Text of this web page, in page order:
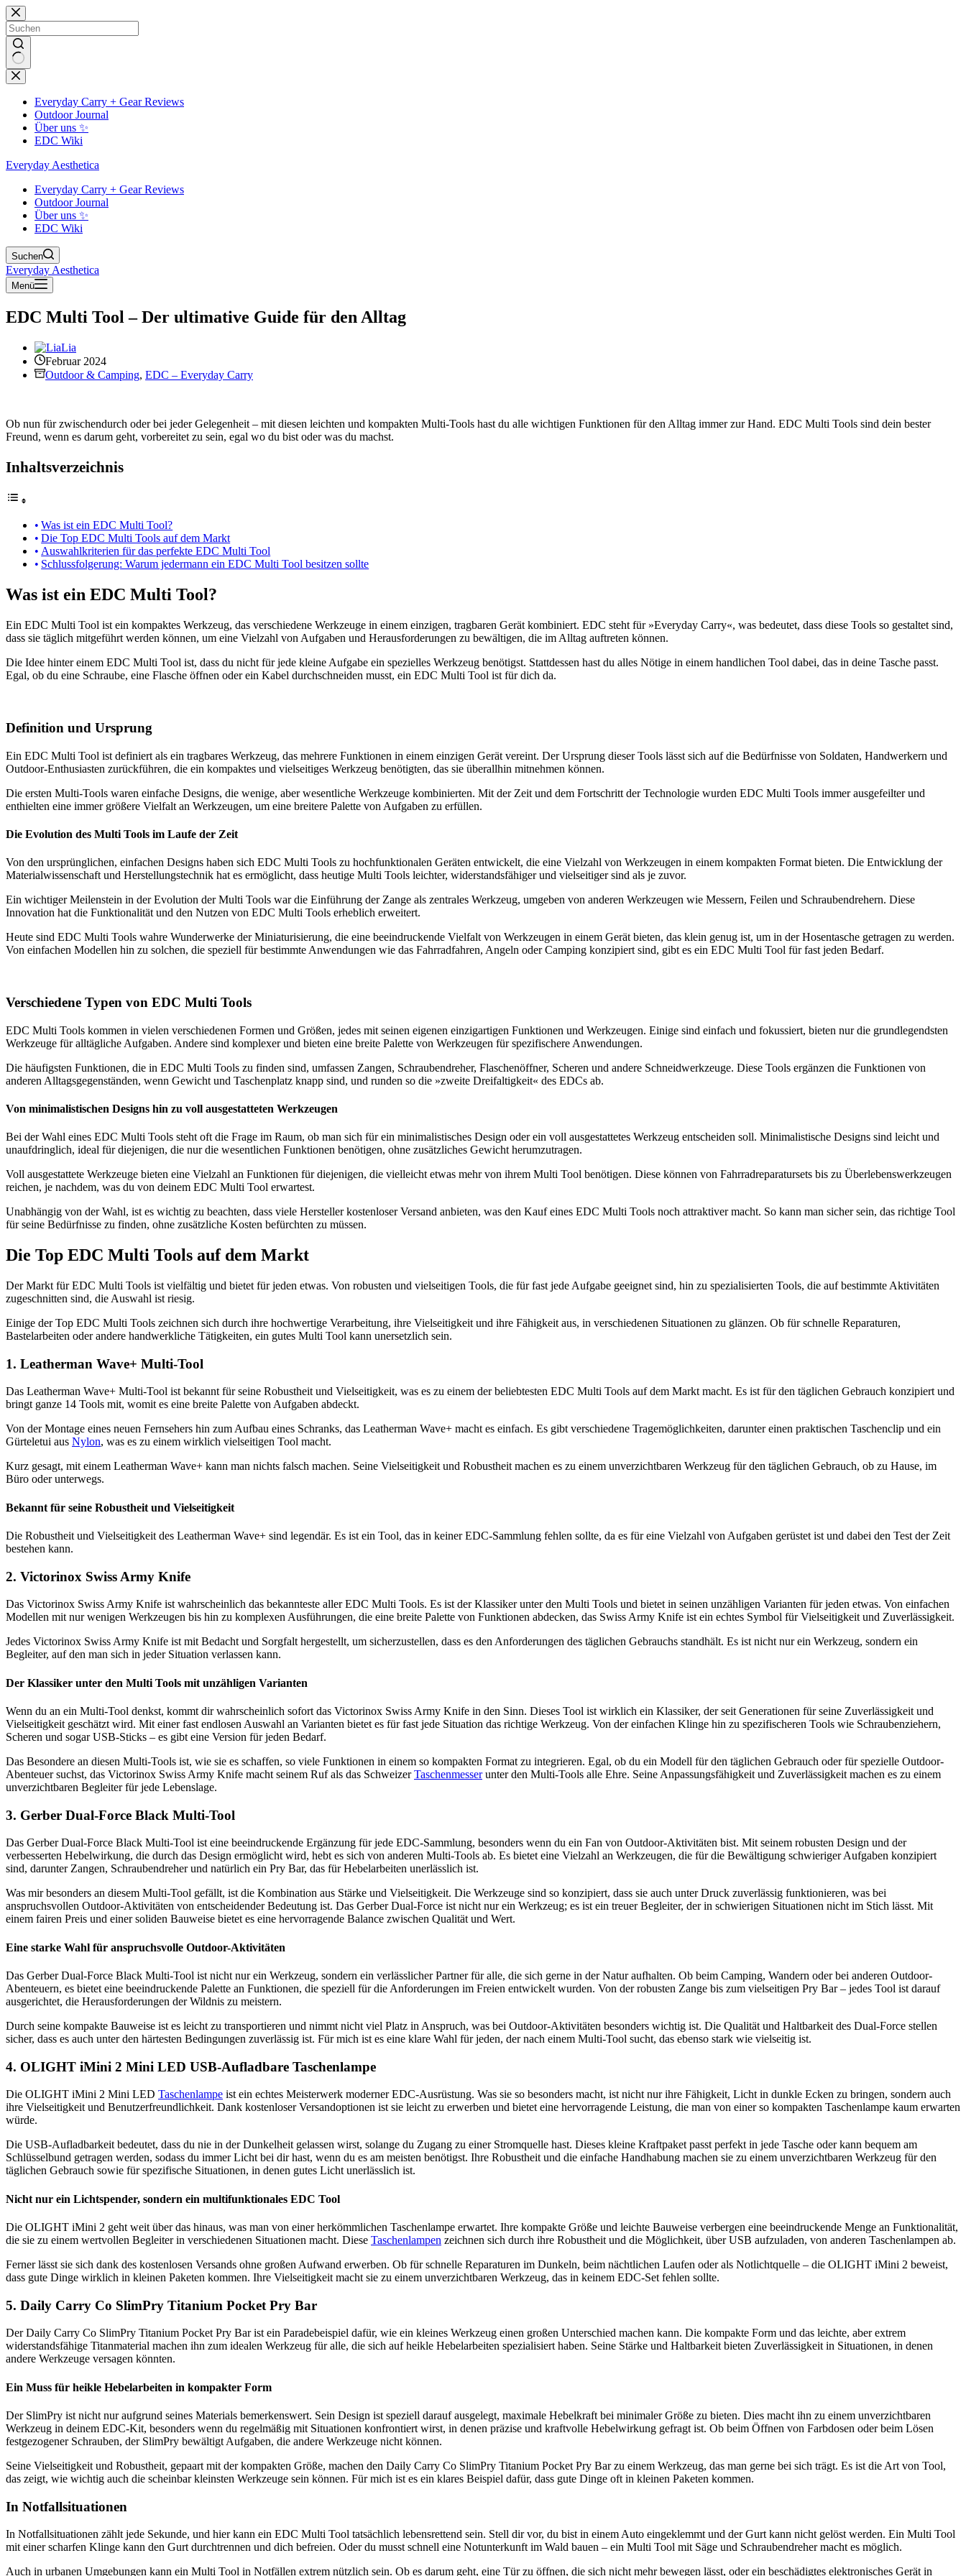
Zum
Inhalt
springen
Keine
Ergebnisse
Everyday Carry + Gear Reviews
Outdoor Journal
Über uns ✨
EDC Wiki
Everyday Aesthetica
Everyday Carry + Gear Reviews
Outdoor Journal
Über uns ✨
EDC Wiki
Suchen
Everyday Aesthetica
Menü
EDC Multi Tool – Der ultimative Guide für den Alltag
Lia
Februar 2024
Outdoor & Camping, EDC – Everyday Carry
Ob nun für zwischendurch oder bei jeder Gelegenheit – mit diesen leichten und kompakten Multi-Tools hast du alle wichtigen Funktionen für den Alltag immer zur Hand. EDC Multi Tools sind dein bester
Freund, wenn es darum geht, vorbereitet zu sein, egal wo du bist oder was du machst.
Inhaltsverzeichnis
Was ist ein EDC Multi Tool?
Die Top EDC Multi Tools auf dem Markt
Auswahlkriterien für das perfekte EDC Multi Tool
Schlussfolgerung: Warum jedermann ein EDC Multi Tool besitzen sollte
Was ist ein EDC Multi Tool?
Ein EDC Multi Tool ist ein kompaktes Werkzeug, das verschiedene Werkzeuge in einem einzigen, tragbaren Gerät kombiniert. EDC steht für »Everyday Carry«, was bedeutet, dass diese Tools so gestaltet sind,
dass sie täglich mitgeführt werden können, um eine Vielzahl von Aufgaben und Herausforderungen zu bewältigen, die im Alltag auftreten können.
Die Idee hinter einem EDC Multi Tool ist, dass du nicht für jede kleine Aufgabe ein spezielles Werkzeug benötigst. Stattdessen hast du alles Nötige in einem handlichen Tool dabei, das in deine Tasche passt.
Egal, ob du eine Schraube, eine Flasche öffnen oder ein Kabel durchschneiden musst, ein EDC Multi Tool ist für dich da.
Definition und Ursprung
Ein EDC Multi Tool ist definiert als ein tragbares Werkzeug, das mehrere Funktionen in einem einzigen Gerät vereint. Der Ursprung dieser Tools lässt sich auf die Bedürfnisse von Soldaten, Handwerkern und
Outdoor-Enthusiasten zurückführen, die ein kompaktes und vielseitiges Werkzeug benötigten, das sie überallhin mitnehmen können.
Die ersten Multi-Tools waren einfache Designs, die wenige, aber wesentliche Werkzeuge kombinierten. Mit der Zeit und dem Fortschritt der Technologie wurden EDC Multi Tools immer ausgefeilter und
enthielten eine immer größere Vielfalt an Werkzeugen, um eine breitere Palette von Aufgaben zu erfüllen.
Die Evolution des Multi Tools im Laufe der Zeit
Von den ursprünglichen, einfachen Designs haben sich EDC Multi Tools zu hochfunktionalen Geräten entwickelt, die eine Vielzahl von Werkzeugen in einem kompakten Format bieten. Die Entwicklung der
Materialwissenschaft und Herstellungstechnik hat es ermöglicht, dass heutige Multi Tools leichter, widerstandsfähiger und vielseitiger sind als je zuvor.
Ein wichtiger Meilenstein in der Evolution der Multi Tools war die Einführung der Zange als zentrales Werkzeug, umgeben von anderen Werkzeugen wie Messern, Feilen und Schraubendrehern. Diese
Innovation hat die Funktionalität und den Nutzen von EDC Multi Tools erheblich erweitert.
Heute sind EDC Multi Tools wahre Wunderwerke der Miniaturisierung, die eine beeindruckende Vielfalt von Werkzeugen in einem Gerät bieten, das klein genug ist, um in der Hosentasche getragen zu werden.
Von einfachen Modellen hin zu solchen, die speziell für bestimmte Anwendungen wie das Fahrradfahren, Angeln oder Camping konzipiert sind, gibt es ein EDC Multi Tool für fast jeden Bedarf.
Verschiedene Typen von EDC Multi Tools
EDC Multi Tools kommen in vielen verschiedenen Formen und Größen, jedes mit seinen eigenen einzigartigen Funktionen und Werkzeugen. Einige sind einfach und fokussiert, bieten nur die grundlegendsten
Werkzeuge für alltägliche Aufgaben. Andere sind komplexer und bieten eine breite Palette von Werkzeugen für spezifischere Anwendungen.
Die häufigsten Funktionen, die in EDC Multi Tools zu finden sind, umfassen Zangen, Schraubendreher, Flaschenöffner, Scheren und andere Schneidwerkzeuge. Diese Tools ergänzen die Funktionen von
anderen Alltagsgegenständen, wenn Gewicht und Taschenplatz knapp sind, und runden so die »zweite Dreifaltigkeit« des EDCs ab.
Von minimalistischen Designs hin zu voll ausgestatteten Werkzeugen
Bei der Wahl eines EDC Multi Tools steht oft die Frage im Raum, ob man sich für ein minimalistisches Design oder ein voll ausgestattetes Werkzeug entscheiden soll. Minimalistische Designs sind leicht und
unaufdringlich, ideal für diejenigen, die nur die wesentlichen Funktionen benötigen, ohne zusätzliches Gewicht herumzutragen.
Voll ausgestattete Werkzeuge bieten eine Vielzahl an Funktionen für diejenigen, die vielleicht etwas mehr von ihrem Multi Tool benötigen. Diese können von Fahrradreparatursets bis zu Überlebenswerkzeugen
reichen, je nachdem, was du von deinem EDC Multi Tool erwartest.
Unabhängig von der Wahl, ist es wichtig zu beachten, dass viele Hersteller kostenloser Versand anbieten, was den Kauf eines EDC Multi Tools noch attraktiver macht. So kann man sicher sein, das richtige Tool
für seine Bedürfnisse zu finden, ohne zusätzliche Kosten befürchten zu müssen.
Die Top EDC Multi Tools auf dem Markt
Der Markt für EDC Multi Tools ist vielfältig und bietet für jeden etwas. Von robusten und vielseitigen Tools, die für fast jede Aufgabe geeignet sind, hin zu spezialisierten Tools, die auf bestimmte Aktivitäten
zugeschnitten sind, die Auswahl ist riesig.
Einige der Top EDC Multi Tools zeichnen sich durch ihre hochwertige Verarbeitung, ihre Vielseitigkeit und ihre Fähigkeit aus, in verschiedenen Situationen zu glänzen. Ob für schnelle Reparaturen,
Bastelarbeiten oder andere handwerkliche Tätigkeiten, ein gutes Multi Tool kann unersetzlich sein.
1. Leatherman Wave+ Multi-Tool
Das Leatherman Wave+ Multi-Tool ist bekannt für seine Robustheit und Vielseitigkeit, was es zu einem der beliebtesten EDC Multi Tools auf dem Markt macht. Es ist für den täglichen Gebrauch konzipiert und
bringt ganze 14 Tools mit, womit es eine breite Palette von Aufgaben abdeckt.
Von der Montage eines neuen Fernsehers hin zum Aufbau eines Schranks, das Leatherman Wave+ macht es einfach. Es gibt verschiedene Tragemöglichkeiten, darunter einen praktischen Taschenclip und ein
Gürteletui aus Nylon, was es zu einem wirklich vielseitigen Tool macht.
Kurz gesagt, mit einem Leatherman Wave+ kann man nichts falsch machen. Seine Vielseitigkeit und Robustheit machen es zu einem unverzichtbaren Werkzeug für den täglichen Gebrauch, ob zu Hause, im
Büro oder unterwegs.
Bekannt für seine Robustheit und Vielseitigkeit
Die Robustheit und Vielseitigkeit des Leatherman Wave+ sind legendär. Es ist ein Tool, das in keiner EDC-Sammlung fehlen sollte, da es für eine Vielzahl von Aufgaben gerüstet ist und dabei den Test der Zeit
bestehen kann.
2. Victorinox Swiss Army Knife
Das Victorinox Swiss Army Knife ist wahrscheinlich das bekannteste aller EDC Multi Tools. Es ist der Klassiker unter den Multi Tools und bietet in seinen unzähligen Varianten für jeden etwas. Von einfachen
Modellen mit nur wenigen Werkzeugen bis hin zu komplexen Ausführungen, die eine breite Palette von Funktionen abdecken, das Swiss Army Knife ist ein echtes Symbol für Vielseitigkeit und Zuverlässigkeit.
Jedes Victorinox Swiss Army Knife ist mit Bedacht und Sorgfalt hergestellt, um sicherzustellen, dass es den Anforderungen des täglichen Gebrauchs standhält. Es ist nicht nur ein Werkzeug, sondern ein
Begleiter, auf den man sich in jeder Situation verlassen kann.
Der Klassiker unter den Multi Tools mit unzähligen Varianten
Wenn du an ein Multi-Tool denkst, kommt dir wahrscheinlich sofort das Victorinox Swiss Army Knife in den Sinn. Dieses Tool ist wirklich ein Klassiker, der seit Generationen für seine Zuverlässigkeit und
Vielseitigkeit geschätzt wird. Mit einer fast endlosen Auswahl an Varianten bietet es für fast jede Situation das richtige Werkzeug. Von der einfachen Klinge hin zu spezifischeren Tools wie Schraubenziehern,
Scheren und sogar USB-Sticks – es gibt eine Version für jeden Bedarf.
Das Besondere an diesen Multi-Tools ist, wie sie es schaffen, so viele Funktionen in einem so kompakten Format zu integrieren. Egal, ob du ein Modell für den täglichen Gebrauch oder für spezielle Outdoor-
Abenteuer suchst, das Victorinox Swiss Army Knife macht seinem Ruf als das SchweizerTaschenmesserunter den Multi-Tools alle Ehre. Seine Anpassungsfähigkeit und Zuverlässigkeit machen es zu einem
unverzichtbaren Begleiter für jede Lebenslage.
3. Gerber Dual-Force Black Multi-Tool
Das Gerber Dual-Force Black Multi-Tool ist eine beeindruckende Ergänzung für jede EDC-Sammlung, besonders wenn du ein Fan von Outdoor-Aktivitäten bist. Mit seinem robusten Design und der
verbesserten Hebelwirkung, die durch das Design ermöglicht wird, hebt es sich von anderen Multi-Tools ab. Es bietet eine Vielzahl an Werkzeugen, die für die Bewältigung schwieriger Aufgaben konzipiert
sind, darunter Zangen, Schraubendreher und natürlich ein Pry Bar, das für Hebelarbeiten unerlässlich ist.
Was mir besonders an diesem Multi-Tool gefällt, ist die Kombination aus Stärke und Vielseitigkeit. Die Werkzeuge sind so konzipiert, dass sie auch unter Druck zuverlässig funktionieren, was bei
anspruchsvollen Outdoor-Aktivitäten von entscheidender Bedeutung ist. Das Gerber Dual-Force ist nicht nur ein Werkzeug; es ist ein treuer Begleiter, der in schwierigen Situationen nicht im Stich lässt. Mit
einem fairen Preis und einer soliden Bauweise bietet es eine hervorragende Balance zwischen Qualität und Wert.
Eine starke Wahl für anspruchsvolle Outdoor-Aktivitäten
Das Gerber Dual-Force Black Multi-Tool ist nicht nur ein Werkzeug, sondern ein verlässlicher Partner für alle, die sich gerne in der Natur aufhalten. Ob beim Camping, Wandern oder bei anderen Outdoor-
Abenteuern, es bietet eine beeindruckende Palette an Funktionen, die speziell für die Anforderungen im Freien entwickelt wurden. Von der robusten Zange bis zum vielseitigen Pry Bar – jedes Tool ist darauf
ausgerichtet, die Herausforderungen der Wildnis zu meistern.
Durch seine kompakte Bauweise ist es leicht zu transportieren und nimmt nicht viel Platz in Anspruch, was bei Outdoor-Aktivitäten besonders wichtig ist. Die Qualität und Haltbarkeit des Dual-Force stellen
sicher, dass es auch unter den härtesten Bedingungen zuverlässig ist. Für mich ist es eine klare Wahl für jeden, der nach einem Multi-Tool sucht, das ebenso stark wie vielseitig ist.
4. OLIGHT iMini 2 Mini LED USB-Aufladbare Taschenlampe
Die OLIGHT iMini 2 Mini LED Taschenlampe ist ein echtes Meisterwerk moderner EDC-Ausrüstung. Was sie so besonders macht, ist nicht nur ihre Fähigkeit, Licht in dunkle Ecken zu bringen, sondern auch
ihre Vielseitigkeit und Benutzerfreundlichkeit. Dank kostenloser Versandoptionen ist sie leicht zu erwerben und bietet eine hervorragende Leistung, die man von einer so kompakten Taschenlampe kaum erwarten
würde.
Die USB-Aufladbarkeit bedeutet, dass du nie in der Dunkelheit gelassen wirst, solange du Zugang zu einer Stromquelle hast. Dieses kleine Kraftpaket passt perfekt in jede Tasche oder kann bequem am
Schlüsselbund getragen werden, sodass du immer Licht bei dir hast, wenn du es am meisten benötigst. Ihre Robustheit und die einfache Handhabung machen sie zu einem unverzichtbaren Werkzeug für den
täglichen Gebrauch sowie für spezifische Situationen, in denen gutes Licht unerlässlich ist.
Nicht nur ein Lichtspender, sondern ein multifunktionales EDC Tool
Die OLIGHT iMini 2 geht weit über das hinaus, was man von einer herkömmlichen Taschenlampe erwartet. Ihre kompakte Größe und leichte Bauweise verbergen eine beeindruckende Menge an Funktionalität,
die sie zu einem wertvollen Begleiter in verschiedenen Situationen macht. Diese Taschenlampen zeichnen sich durch ihre Robustheit und die Möglichkeit, über USB aufzuladen, von anderen Taschenlampen ab.
Ferner lässt sie sich dank des kostenlosen Versands ohne großen Aufwand erwerben. Ob für schnelle Reparaturen im Dunkeln, beim nächtlichen Laufen oder als Notlichtquelle – die OLIGHT iMini 2 beweist,
dass gute Dinge wirklich in kleinen Paketen kommen. Ihre Vielseitigkeit macht sie zu einem unverzichtbaren Werkzeug, das in keinem EDC-Set fehlen sollte.
5. Daily Carry Co SlimPry Titanium Pocket Pry Bar
Der Daily Carry Co SlimPry Titanium Pocket Pry Bar ist ein Paradebeispiel dafür, wie ein kleines Werkzeug einen großen Unterschied machen kann. Die kompakte Form und das leichte, aber extrem
widerstandsfähige Titanmaterial machen ihn zum idealen Werkzeug für alle, die sich auf heikle Hebelarbeiten spezialisiert haben. Seine Stärke und Haltbarkeit bieten Zuverlässigkeit in Situationen, in denen
andere Werkzeuge versagen könnten.
Ein Muss für heikle Hebelarbeiten in kompakter Form
Der SlimPry ist nicht nur aufgrund seines Materials bemerkenswert. Sein Design ist speziell darauf ausgelegt, maximale Hebelkraft bei minimaler Größe zu bieten. Dies macht ihn zu einem unverzichtbaren
Werkzeug in deinem EDC-Kit, besonders wenn du regelmäßig mit Situationen konfrontiert wirst, in denen präzise und kraftvolle Hebelwirkung gefragt ist. Ob beim Öffnen von Farbdosen oder beim Lösen
festgezogener Schrauben, der SlimPry bewältigt Aufgaben, die andere Werkzeuge nicht können.
Seine Vielseitigkeit und Robustheit, gepaart mit der kompakten Größe, machen den Daily Carry Co SlimPry Titanium Pocket Pry Bar zu einem Werkzeug, das man gerne bei sich trägt. Es ist die Art von Tool,
das zeigt, wie wichtig auch die scheinbar kleinsten Werkzeuge sein können. Für mich ist es ein klares Beispiel dafür, dass gute Dinge oft in kleinen Paketen kommen.
In Notfallsituationen
In Notfallsituationen zählt jede Sekunde, und hier kann ein EDC Multi Tool tatsächlich lebensrettend sein. Stell dir vor, du bist in einem Auto eingeklemmt und der Gurt kann nicht gelöst werden. Ein Multi Tool
mit einer scharfen Klinge kann den Gurt durchtrennen und dich befreien. Oder du musst schnell eine Notunterkunft im Wald bauen – ein Multi Tool mit Säge und Schraubendreher macht es möglich.
Auch in urbanen Umgebungen kann ein Multi Tool in Notfällen extrem nützlich sein. Ob es darum geht, eine Tür zu öffnen, die sich nicht mehr bewegen lässt, oder ein beschädigtes elektronisches Gerät in